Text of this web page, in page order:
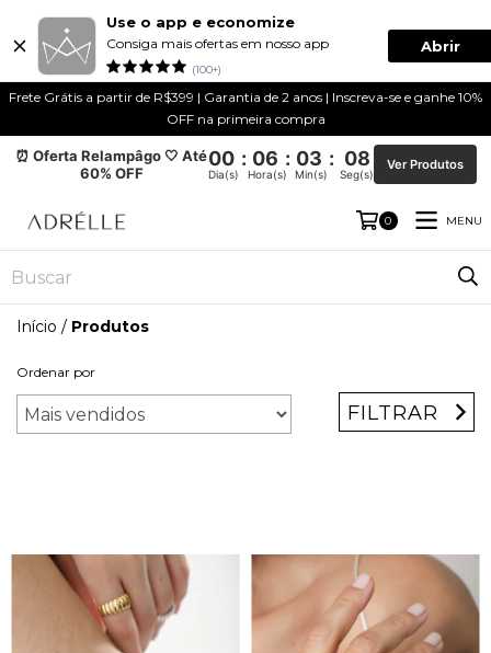
Use o app e economize
Consiga mais ofertas em nosso app
(100+)
Abrir
Frete Grátis a partir de R$399 | Garantia de 2 anos | Inscreva-se e ganhe 10%
OFF na primeira compra
⏰ Oferta Relampâgo 🤍 Até
60% OFF
00 : 06 : 03 : 07
Dia(s) Hora(s) Min(s) Seg(s)
Ver Produtos
0 MENU
Início / Produtos
Ordenar por
FILTRAR